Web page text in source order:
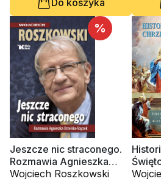
%
Jeszcze nic straconego.
Rozmawia Agnieszka
Orzelska-Stączek
Wojciech Roszkowski